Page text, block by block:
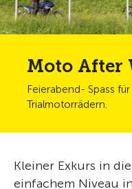
Moto After
Feierabend- Spass
Trialmotorrädern.
Kleiner Exkurs in
einfachem Niveau